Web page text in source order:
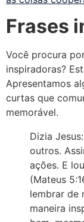
Frases
Você procura
inspiradoras?
Apresentamos
curtas que
memorável.
Dizia
outros.
ações. E
(Mateus
lembrar de
maneira